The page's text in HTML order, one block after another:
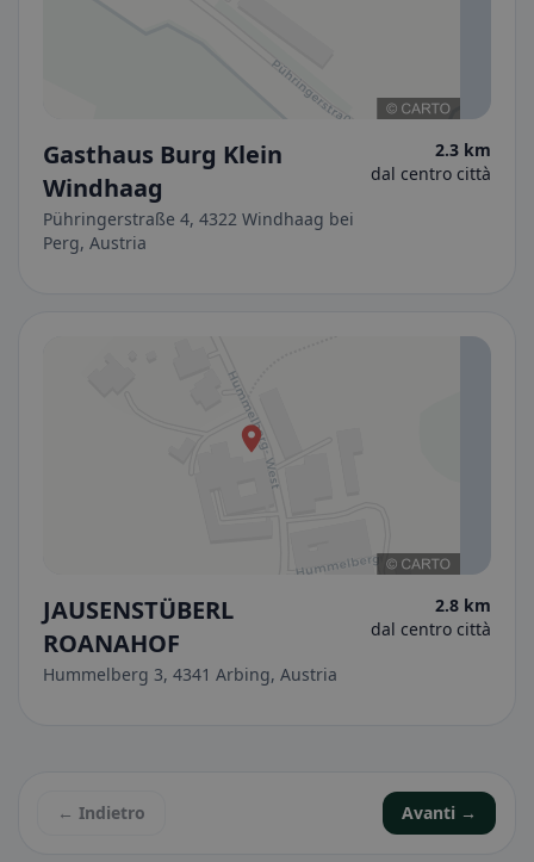
Gasthaus Burg Klein
Windhaag
Pühringerstraße 4, 4322 Windhaag bei
Perg, Austria
2.3 km
dal centro città
JAUSENSTÜBERL
ROANAHOF
Hummelberg 3, 4341 Arbing, Austria
2.8 km
dal centro città
← Indietro Avanti →